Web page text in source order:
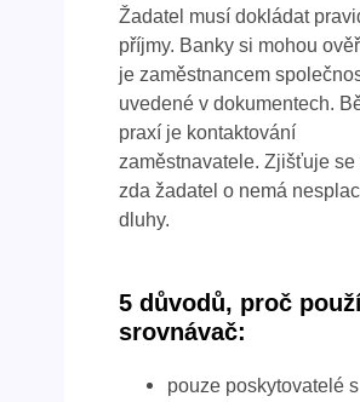
Žadatel musí dokládat
příjmy. Banky si mohou
je zaměstnancem
uvedené v dokumentech.
praxí je kontaktování
zaměstnavatele. Zjišťuje se
zda žadatel o nemá
dluhy.
5 důvodů, proč
srovnávač:
pouze poskytovatelé s